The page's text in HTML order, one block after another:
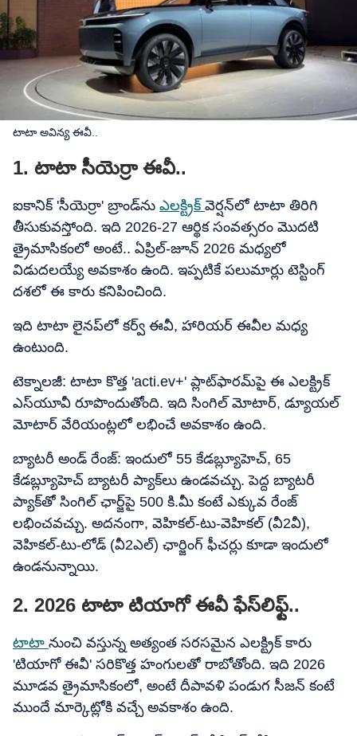
టాటా అవిన్య ఈవీ..
1. టాటా సీయెర్రా ఈవీ..
ఐకానిక్ 'సీయెర్రా' బ్రాండ్‌ను ఎలక్ట్రిక్ వెర్షన్‌లో టాటా తిరిగి
తీసుకువస్తోంది. ఇది 2026-27 ఆర్థిక సంవత్సరం మొదటి
త్రైమాసికంలో అంటే.. ఏప్రిల్-జూన్ 2026 మధ్యలో
విడుదలయ్యే అవకాశం ఉంది. ఇప్పటికే పలుమార్లు టెస్టింగ్
దశలో ఈ కారు కనిపించింది.
ఇది టాటా లైనప్‌లో కర్వ్ ఈవీ, హారియర్ ఈవీల మధ్య
ఉంటుంది.
టెక్నాలజీ: టాటా కొత్త 'acti.ev+' ప్లాట్‌ఫారమ్‌పై ఈ ఎలక్ట్రిక్​
ఎస్​యూవీ రూపొందుతోంది. ఇది సింగిల్ మోటార్, డ్యూయల్
మోటార్ వేరియంట్లలో లభించే అవకాశం ఉంది.
బ్యాటరీ అండ్​ రేంజ్: ఇందులో 55 కేడబ్ల్యూహెచ్​, 65
కేడబ్ల్యూహెచ్​ బ్యాటరీ ప్యాక్‌లు ఉండవచ్చు. పెద్ద బ్యాటరీ
ప్యాక్‌తో సింగిల్ ఛార్జ్‌పై 500 కి.మీ కంటే ఎక్కువ రేంజ్
లభించవచ్చు. అదనంగా, వెహికల్-టు-వెహికల్ (వీ2వీ),
వెహికల్-టు-లోడ్ (వీ2ఎల్​) ఛార్జింగ్ ఫీచర్లు కూడా ఇందులో
ఉండనున్నాయి.
2. 2026 టాటా టియాగో ఈవీ ఫేస్‌లిఫ్ట్..
టాటా నుంచి వస్తున్న అత్యంత సరసమైన ఎలక్ట్రిక్ కారు
'టియాగో ఈవీ' సరికొత్త హంగులతో రాబోతోంది. ఇది 2026
మూడవ త్రైమాసికంలో, అంటే దీపావళి పండుగ సీజన్ కంటే
ముందే మార్కెట్లోకి వచ్చే అవకాశం ఉంది.